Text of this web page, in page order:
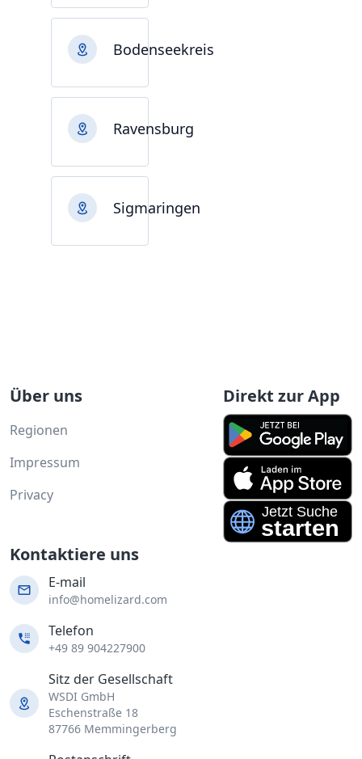
Bodenseekreis
Ravensburg
Sigmaringen
Über uns
Regionen
Impressum
Privacy
Direkt zur App
Kontaktiere uns
E-mail
info@homelizard.com
Telefon
+49 89 904227900
Sitz der Gesellschaft
WSDI GmbH
Eschenstraße 18
87766 Memmingerberg